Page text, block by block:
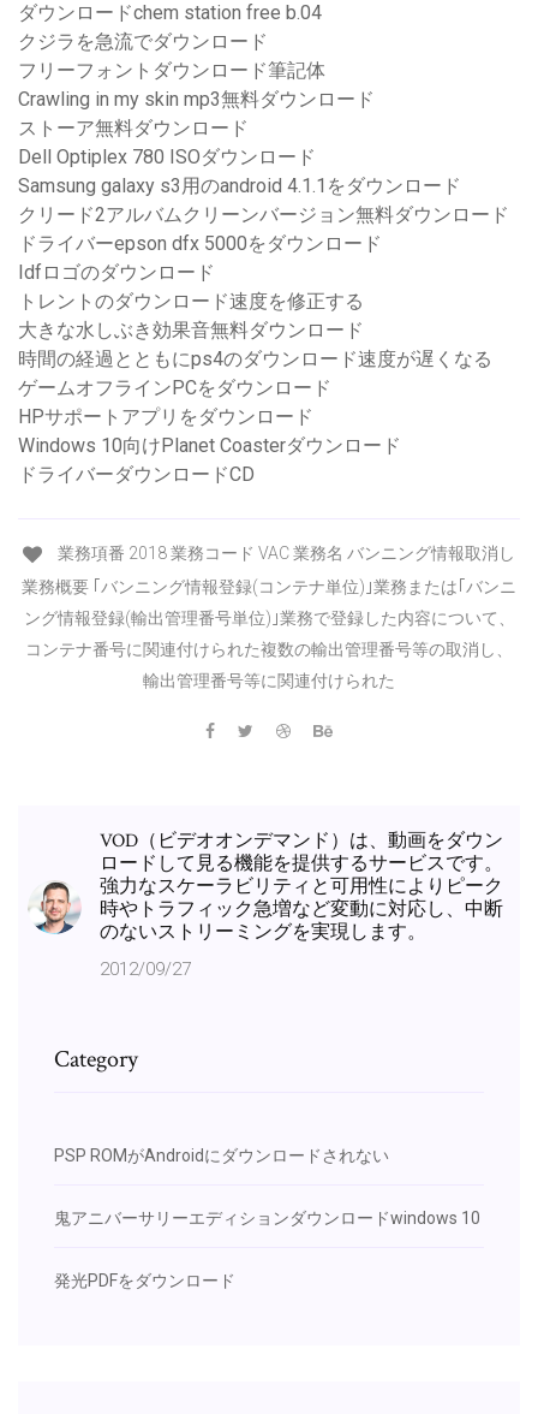
ダウンロードchem station free b.04
クジラを急流でダウンロード
フリーフォントダウンロード筆記体
Crawling in my skin mp3無料ダウンロード
ストーア無料ダウンロード
Dell Optiplex 780 ISOダウンロード
Samsung galaxy s3用のandroid 4.1.1をダウンロード
クリード2アルバムクリーンバージョン無料ダウンロード
ドライバーepson dfx 5000をダウンロード
Idfロゴのダウンロード
トレントのダウンロード速度を修正する
大きな水しぶき効果音無料ダウンロード
時間の経過とともにps4のダウンロード速度が遅くなる
ゲームオフラインPCをダウンロード
HPサポートアプリをダウンロード
Windows 10向けPlanet Coasterダウンロード
ドライバーダウンロードCD
業務項番 2018 業務コード VAC 業務名 バンニング情報取消し
業務概要 ｢バンニング情報登録(コンテナ単位)｣業務または｢バンニ
ング情報登録(輸出管理番号単位)｣業務で登録した内容について、
コンテナ番号に関連付けられた複数の輸出管理番号等の取消し、
輸出管理番号等に関連付けられた
VOD（ビデオオンデマンド）は、動画をダウン
ロードして見る機能を提供するサービスです。
強力なスケーラビリティと可用性によりピーク
時やトラフィック急増など変動に対応し、中断
のないストリーミングを実現します。
2012/09/27
Category
PSP ROMがAndroidにダウンロードされない
鬼アニバーサリーエディションダウンロードwindows 10
発光PDFをダウンロード